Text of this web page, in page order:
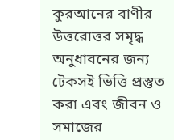
কুরআনের বাণীর
উত্তরোত্তর সমৃদ্ধ
অনুধাবনের জন্য
টেকসই ভিত্তি প্রস্তুত
করা এবং জীবন ও
সমাজের